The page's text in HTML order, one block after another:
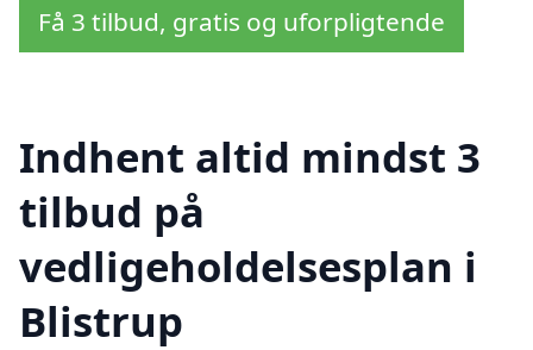
Få 3 tilbud, gratis og uforpligtende
Indhent altid mindst 3
tilbud på
vedligeholdelsesplan i
Blistrup